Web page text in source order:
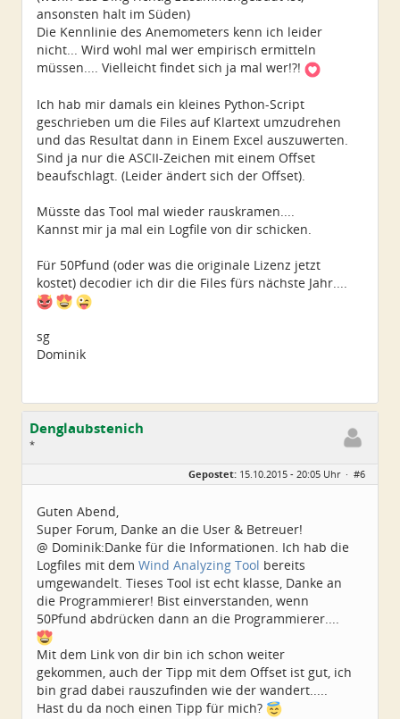
ansonsten halt im Süden)
Die Kennlinie des Anemometers kenn ich leider
nicht... Wird wohl mal wer empirisch ermitteln
müssen.... Vielleicht findet sich ja mal wer!?!
Ich hab mir damals ein kleines Python-Script
geschrieben um die Files auf Klartext umzudrehen
und das Resultat dann in Einem Excel auszuwerten.
Sind ja nur die ASCII-Zeichen mit einem Offset
beaufschlagt. (Leider ändert sich der Offset).
Müsste das Tool mal wieder rauskramen....
Kannst mir ja mal ein Logfile von dir schicken.
Für 50Pfund (oder was die originale Lizenz jetzt
kostet) decodier ich dir die Files fürs nächste Jahr....
sg
Dominik
Denglaubstenich
*
Alter:
67
Dabei seit:
10 / 2015
Gepostet: 15.10.2015 - 20:05 Uhr · #6
Guten Abend,
Super Forum, Danke an die User & Betreuer!
@ Dominik:Danke für die Informationen. Ich hab die
Logfiles mit dem Wind Analyzing Tool bereits
umgewandelt. Tieses Tool ist echt klasse, Danke an
die Programmierer! Bist einverstanden, wenn
50Pfund abdrücken dann an die Programmierer....
Mit dem Link von dir bin ich schon weiter
gekommen, auch der Tipp mit dem Offset ist gut, ich
bin grad dabei rauszufinden wie der wandert.....
Hast du da noch einen Tipp für mich?